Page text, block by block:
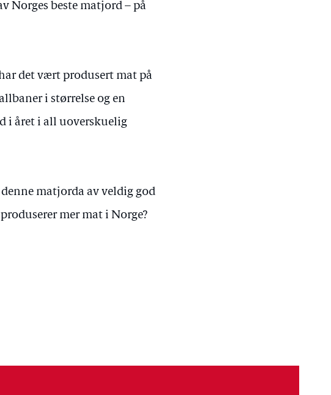
Norges beste matjord – på
det vært produsert mat på
i størrelse og en
i året i all uoverskuelig
matjorda av veldig god
mer mat i Norge?